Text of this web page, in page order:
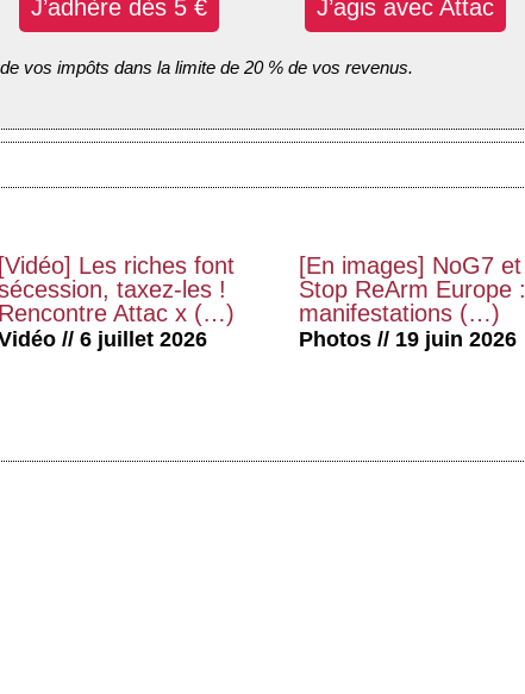
J’adhère dès 5 € J’agis avec Attac
vos impôts dans la limite de 20 % de vos revenus.
[Vidéo] Les riches font
taxez-les !
Rencontre Attac x (…)
// 6 juillet 2026
[En images] NoG7 et
Stop ReArm Europe :
manifestations (…)
Photos // 19 juin 2026